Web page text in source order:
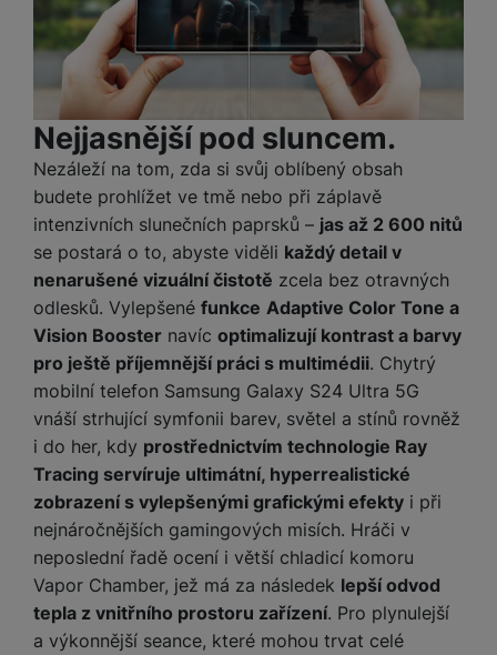
č
o
é
s
t
y
H
e
r
k
l
á
v
e
s
n
i
c
e
i
o
-
i
d
e
o
b
e
l
y
z
e
ní
P
o
w
e
a
n
k
y
s
r
y
hl
o
n
a
bí
je
ní
m
ri
e
P
ří
sl
u
š
e
n
st
ví
p
r
o
a
u
k
a
m
e
r
y
Nejjasnější pod sluncem.
Nezáleží na tom, zda si svůj oblíbený obsah
budete prohlížet ve tmě nebo při záplavě
intenzivních slunečních paprsků – jas až 2 600 nitů
se postará o to, abyste viděli každý detail v
nenarušené vizuální čistotě zcela bez otravných
odlesků. Vylepšené funkce Adaptive Color Tone a
Vision Booster navíc optimalizují kontrast a barvy
pro ještě příjemnější práci s multimédii. Chytrý
mobilní telefon Samsung Galaxy S24 Ultra 5G
vnáší strhující symfonii barev, světel a stínů rovněž
i do her, kdy prostřednictvím technologie Ray
Tracing servíruje ultimátní, hyperrealistické
zobrazení s vylepšenými grafickými efekty i při
nejnáročnějších gamingových misích. Hráči v
neposlední řadě ocení i větší chladicí komoru
Vapor Chamber, jež má za následek lepší odvod
tepla z vnitřního prostoru zařízení. Pro plynulejší
a výkonnější seance, které mohou trvat celé